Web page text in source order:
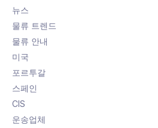
뉴스
물류 트렌드
물류 안내
미국
포르투갈
스페인
CIS
운송업체